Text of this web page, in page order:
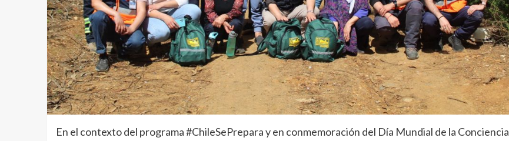
En el contexto del programa #ChileSePrepara y en conmemoración del Día Mundial de la Conciencia